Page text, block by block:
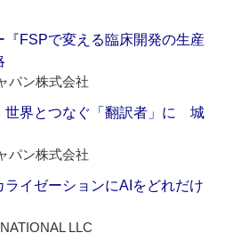
『FSPで変える臨床開発の生産
パン株式会社
世界とつなぐ「翻訳者」に 城
パン株式会社
イゼーションにAIをどれだけ
LLC